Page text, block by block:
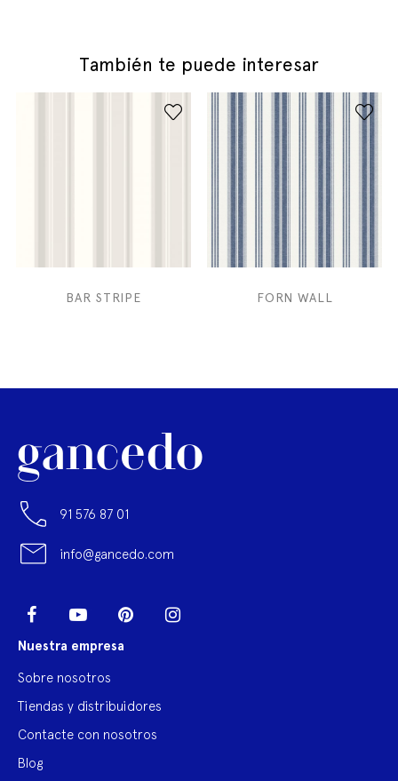
También te puede interesar
BAR STRIPE FORN WALL
91 576 87 01
info@gancedo.com
Facebook YouTube Pinterest
Nuestra empresa
Sobre nosotros
Tiendas y distribuidores
Contacte con nosotros
Blog